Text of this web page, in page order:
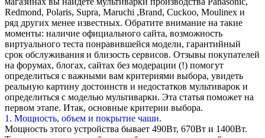
Redmond, Polaris, Supra, Maruchi ,Brand, Cuckoo, Moulinex и
ряд других менее известных. Обратите внимание на такие
моменты: наличие официального сайта, возможность
виртуального теста понравившейся модели, гарантийный
срок обслуживания и близость сервисов. Отзывы покупателей
на форумах, блогах, сайтах без модерации (!) помогут
определиться с важными вам критериями выбора, увидеть
реальную картину достоинств и недостатков мультиварок и
определиться с моделью мультиварки. Эта статья поможет на
первом этапе. Итак, основные критерии выбора.
1. Мощность, объем и покрытие чаши.
Мощность этого устройства бывает 490Вт, 670Вт и 1400Вт.